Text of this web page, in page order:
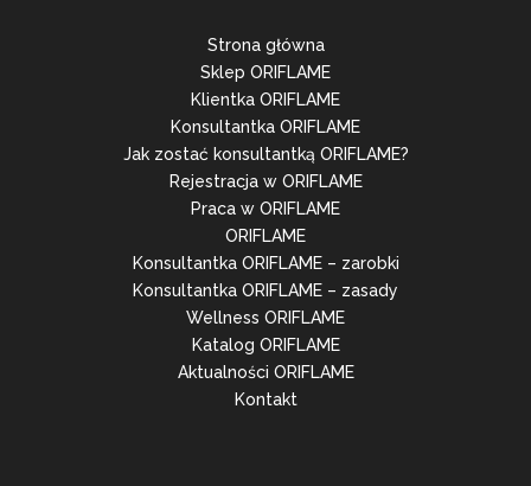
Strona główna
Sklep ORIFLAME
Klientka ORIFLAME
Konsultantka ORIFLAME
Jak zostać konsultantką ORIFLAME?
Rejestracja w ORIFLAME
Praca w ORIFLAME
ORIFLAME
Konsultantka ORIFLAME – zarobki
Konsultantka ORIFLAME – zasady
Wellness ORIFLAME
Katalog ORIFLAME
Aktualności ORIFLAME
Kontakt